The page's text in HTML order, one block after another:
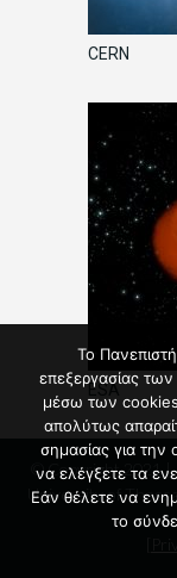
CERN
ESA
© Copyright 2021 |
University of
Το
επεξεργασίας
μέσω των cookies
απολύτως
σημασίας για την
να ελέγξετε τα
Εάν θέλετε να
το